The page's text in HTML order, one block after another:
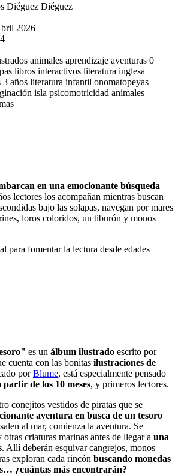
Diéguez Diéguez
2026
animales aprendizaje aventuras 0
libros interactivos literatura inglesa
3 años literatura infantil onomatopeyas
isla psicomotricidad animales
en una emocionante búsqueda
lectores los acompañan mientras buscan
bajo las solapas, navegan por mares
loros coloridos, un tiburón y monos
para fomentar la lectura desde edades
es un álbum ilustrado escrito por
cuenta con las bonitas ilustraciones de
porBlume, está especialmente pensado
partir de los 10 meses, y primeros lectores.
conejitos vestidos de piratas que se
aventura en busca de un tesoro
al mar, comienza la aventura. Se
criaturas marinas antes de llegar a una
. Allí deberán esquivar cangrejos, monos
exploran cada rincón buscando monedas
¿cuántas más encontrarán?